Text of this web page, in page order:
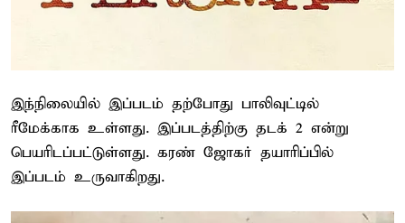
இந்நிலையில் இப்படம் தற்போது பாலிவுட்டில்
ரீமேக்காக உள்ளது. இப்படத்திற்கு தடக் 2 என்று
பெயரிடப்பட்டுள்ளது. கரண் ஜோகர் தயாரிப்பில்
இப்படம் உருவாகிறது.